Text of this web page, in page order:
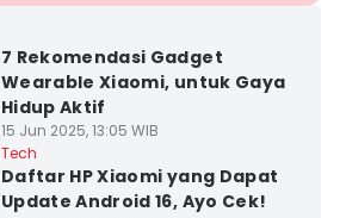
7 Rekomendasi Gadget
Wearable Xiaomi, untuk Gaya
Hidup Aktif
15 Jun 2025, 13:05 WIB
Tech
Daftar HP Xiaomi yang Dapat
Update Android 16, Ayo Cek!